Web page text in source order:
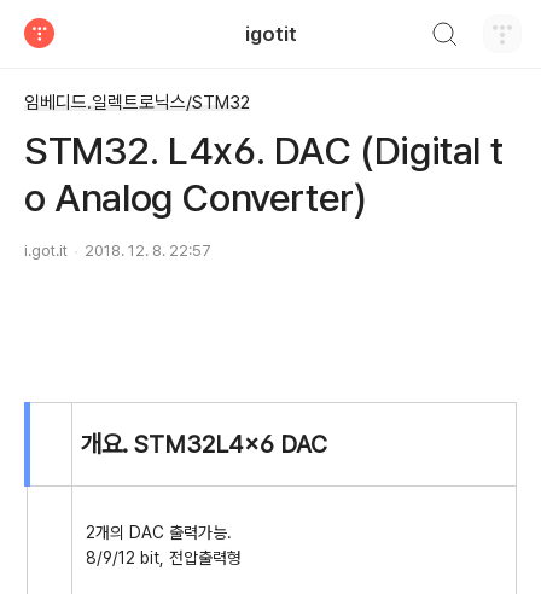
igotit
임베디드.일렉트로닉스/STM32
STM32. L4x6. DAC (Digital t
o Analog Converter)
i.got.it 2018. 12. 8. 22:57
개요. STM32L4x6 DAC
2개의 DAC 출력가능.
8/9/12 bit, 전압출력형